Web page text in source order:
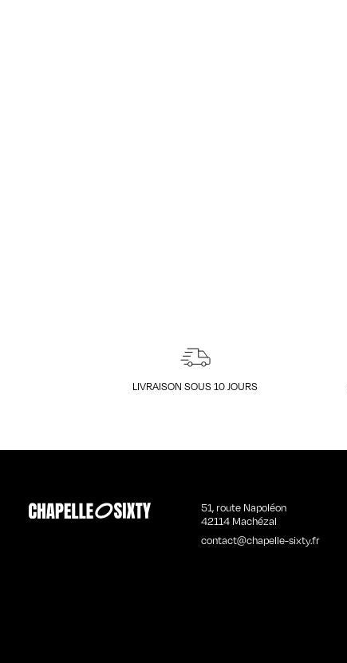
LIVRAISON SOUS 10 JOURS
51, route Napoléon
42114 Machézal
contact@chapelle-sixty.fr